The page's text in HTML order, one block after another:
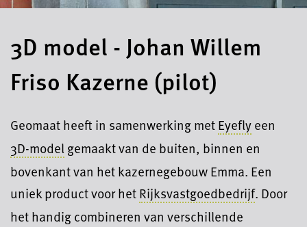
3D model - Johan Willem
Friso Kazerne (pilot)
Geomaat heeft in samenwerking metEyeflyeen
3D-modelgemaakt van de buiten, binnen en
bovenkant van het kazernegebouw Emma. Een
uniek product voor hetRijksvastgoedbedrijf. Door
het handig combineren van verschillende